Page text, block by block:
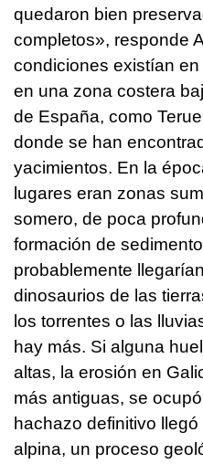
quedaron bien
completos», responde
condiciones existían
en una zona costera
de España, como
donde se han
yacimientos. En la
lugares eran zonas
somero, de poca
formación de
probablemente
dinosaurios de las
los torrentes o las
hay más. Si alguna
altas, la erosión en
más antiguas, se
hachazo definitivo
alpina, un proceso